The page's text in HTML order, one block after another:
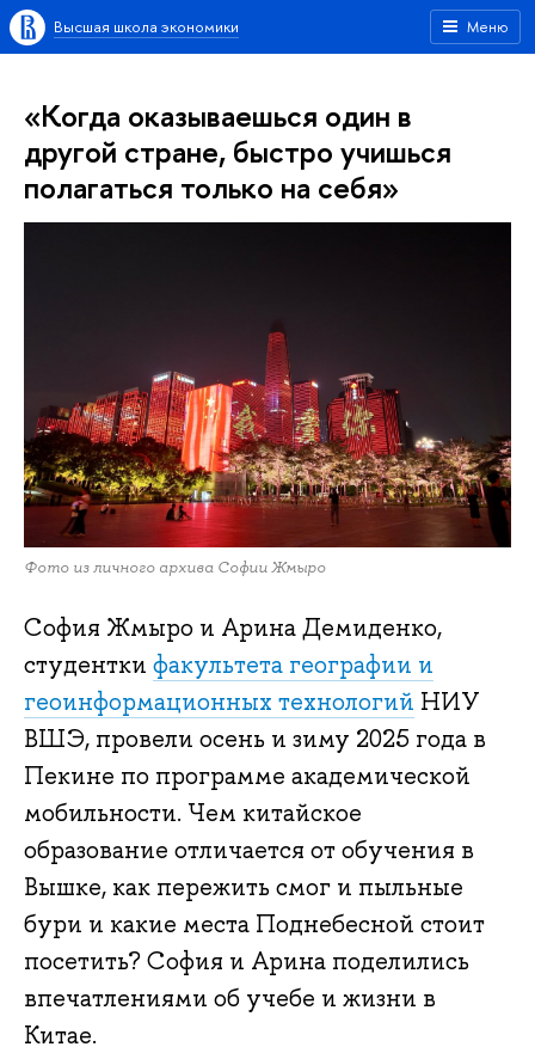
Меню
Высшая школа экономики
«Когда оказываешься один в
другой стране, быстро учишься
полагаться только на себя»
Фото из личного архива Софии Жмыро
София Жмыро и Арина Демиденко,
студентки факультета географии и
геоинформационных технологий НИУ
ВШЭ, провели осень и зиму 2025 года в
Пекине по программе академической
мобильности. Чем китайское
образование отличается от обучения в
Вышке, как пережить смог и пыльные
бури и какие места Поднебесной стоит
посетить? София и Арина поделились
впечатлениями об учебе и жизни в
Китае.